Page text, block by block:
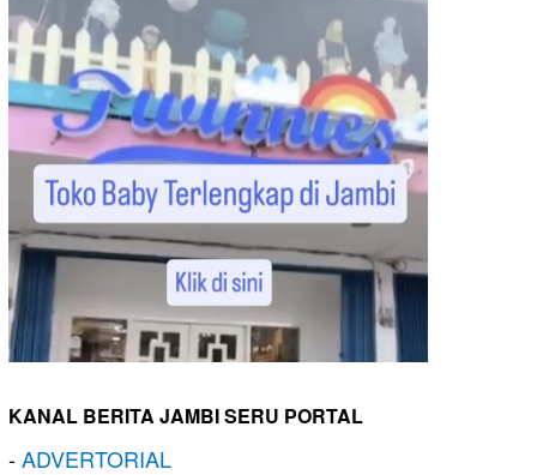
KANAL BERITA JAMBI SERU PORTAL
-ADVERTORIAL